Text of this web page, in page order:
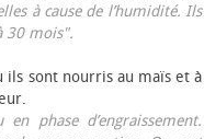
à cause de l’humidité. Ils
30 mois".
ils sont nourris au maïs et à
phase d’engraissement.